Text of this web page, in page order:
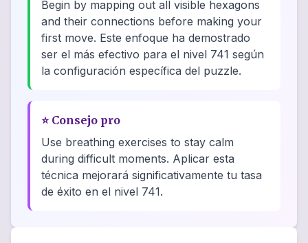
Begin by mapping out all visible hexagons
and their connections before making your
first move. Este enfoque ha demostrado
ser el más efectivo para el nivel 741 según
la configuración específica del puzzle.
⭐ Consejo pro
Use breathing exercises to stay calm
during difficult moments. Aplicar esta
técnica mejorará significativamente tu tasa
de éxito en el nivel 741.